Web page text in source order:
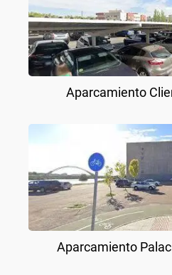
Aparcamiento
Aparcamiento